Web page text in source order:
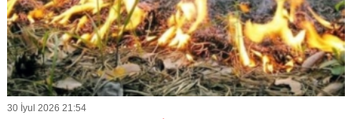
30 İyul 2026 21:54